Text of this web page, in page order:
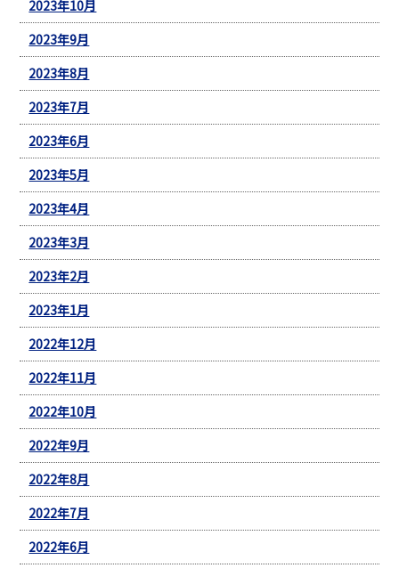
2023年10月
2023年9月
2023年8月
2023年7月
2023年6月
2023年5月
2023年4月
2023年3月
2023年2月
2023年1月
2022年12月
2022年11月
2022年10月
2022年9月
2022年8月
2022年7月
2022年6月